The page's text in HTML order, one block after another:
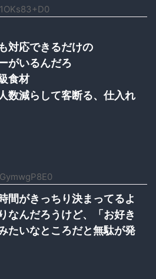
対応できるだけの
がいるんだろ
食材
数減らして客断る、仕入れ
間がきっちり決まってるよ
なんだろうけど、「お好き
たいなところだと無駄が発